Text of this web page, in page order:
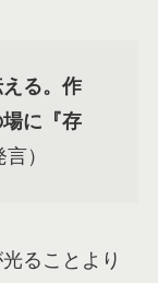
える。作
に『存
）
ることより